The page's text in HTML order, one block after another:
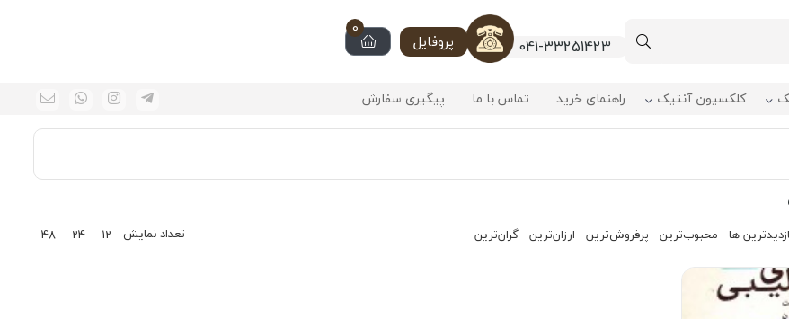
041-33251423 پروفایل
0
کلکسیون آنتیک راهنمای خرید تماس با ما پیگیری سفارش
ها محبوب‌‌ترین پرفروش‌ترین ارزان‌ترین گران‌ترین تعداد نمایش 12
24
48